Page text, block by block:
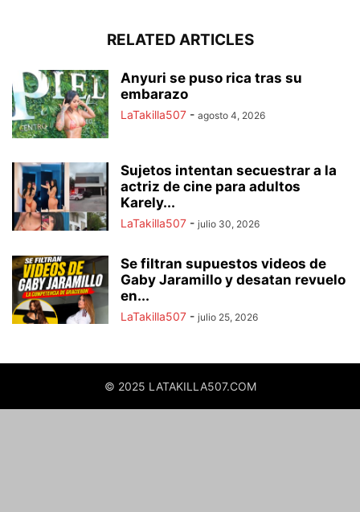
RELATED ARTICLES
Anyuri se puso rica tras su
embarazo
LaTakilla507 - agosto 4, 2026
Sujetos intentan secuestrar a la
actriz de cine para adultos
Karely...
LaTakilla507 - julio 30, 2026
Se filtran supuestos videos de
Gaby Jaramillo y desatan revuelo
en...
LaTakilla507 - julio 25, 2026
© 2025 LATAKILLA507.COM